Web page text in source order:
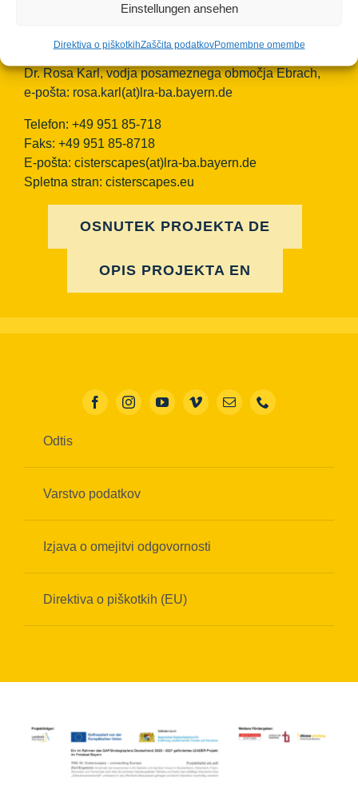
Einstellungen ansehen
Direktiva o piškotkihZaščita podatkovPomembne omembe
Mag.phil. Alexandra Baier, transnacionalna
alexandra.baier(at)lra-ba.bayern.de
Dr. Rosa Karl, vodja posameznega območja Ebrach,
e-pošta: rosa.karl(at)lra-ba.bayern.de
Telefon: +49 951 85-718
Faks: +49 951 85-8718
E-pošta: cisterscapes(at)lra-ba.bayern.de
Spletna stran: cisterscapes.eu
OSNUTEK PROJEKTA DE
OPIS PROJEKTA EN
Odtis
Varstvo podatkov
Izjava o omejitvi odgovornosti
Direktiva o piškotkih (EU)